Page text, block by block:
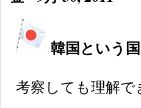
韓国という
考察しても理解で